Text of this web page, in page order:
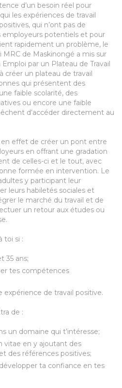
d’un besoin réel pour
les expériences de travail
qui n’ont pas de
employeurs potentiels et pour
rapidement un problème, le
MRC de Maskinongé a mis sur
par un Plateau de Travail
créer un plateau de travail
qui présentent des
faible scolarité, des
ou encore une faible
d’accéder directement au
effet de créer un pont entre
en offrant une gradation
de celles-ci et le tout, avec
formée en intervention. Le
y participant leur
leurs habiletés sociales et
le marché du travail et de
un retour aux études ou
toi si :
35 ans;
tes compétences
expérience de travail positive.
de :
un domaine qui t’intéresse;
vitae en y ajoutant des
des références positives;
ta confiance en tes